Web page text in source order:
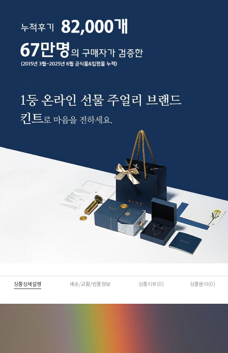
상품상세설명 배송/교환/반품정보 상품리뷰(0) 상품문의(0)